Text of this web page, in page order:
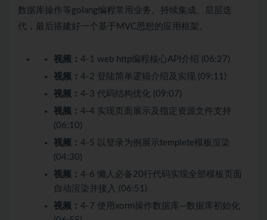
数据库操作等golang编程常用业务。持续集成、层层迭
代，最后搭建好一个基于MVC思想的应用框架。
视频： 4-1 web http编程核心API介绍 (06:27)
视频： 4-2 登陆简单逻辑介绍及实现 (09:11)
视频： 4-3 代码结构优化 (09:07)
视频： 4-4 实现页面展示及指定资源文件支持
(06:10)
视频： 4-5 以登录为例展示templete模板渲染
(04:30)
视频： 4-6 懒人必备20行代码实现全部模板页面
自动渲染并接入 (06:51)
视频： 4-7 使用xorm操作数据库—数据库初始化